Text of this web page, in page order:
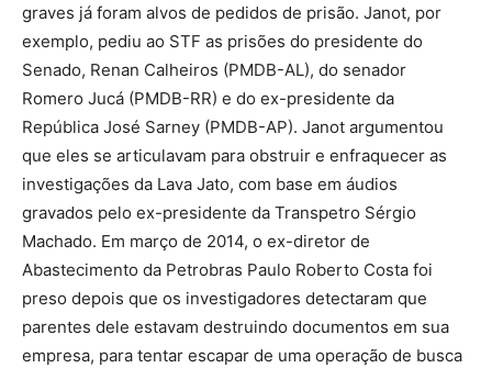
graves já foram alvos de pedidos de prisão. Janot, por
exemplo, pediu ao STF as prisões do presidente do
Senado, Renan Calheiros (PMDB-AL), do senador
Romero Jucá (PMDB-RR) e do ex-presidente da
República José Sarney (PMDB-AP). Janot argumentou
que eles se articulavam para obstruir e enfraquecer as
investigações da Lava Jato, com base em áudios
gravados pelo ex-presidente da Transpetro Sérgio
Machado. Em março de 2014, o ex-diretor de
Abastecimento da Petrobras Paulo Roberto Costa foi
preso depois que os investigadores detectaram que
parentes dele estavam destruindo documentos em sua
empresa, para tentar escapar de uma operação de busca